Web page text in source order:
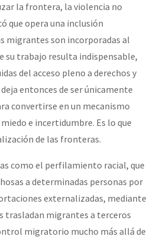
la frontera, la violencia no
que opera una inclusión
migrantes son incorporadas al
su trabajo resulta indispensable,
del acceso pleno a derechos y
entonces de ser únicamente
convertirse en un mecanismo
e incertidumbre. Es lo que
de las fronteras.
como el perfilamiento racial, que
a determinadas personas por
externalizadas, mediante
trasladan migrantes a terceros
migratorio mucho más allá de